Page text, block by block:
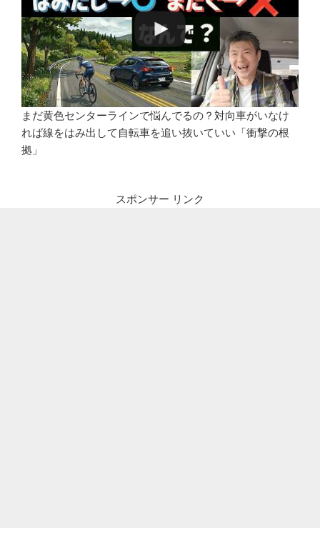
まだ黄色センターラインで悩んでるの？対向車がいなけ
れば線をはみ出して自転車を追い抜いていい「衝撃の根
拠」
スポンサー リンク